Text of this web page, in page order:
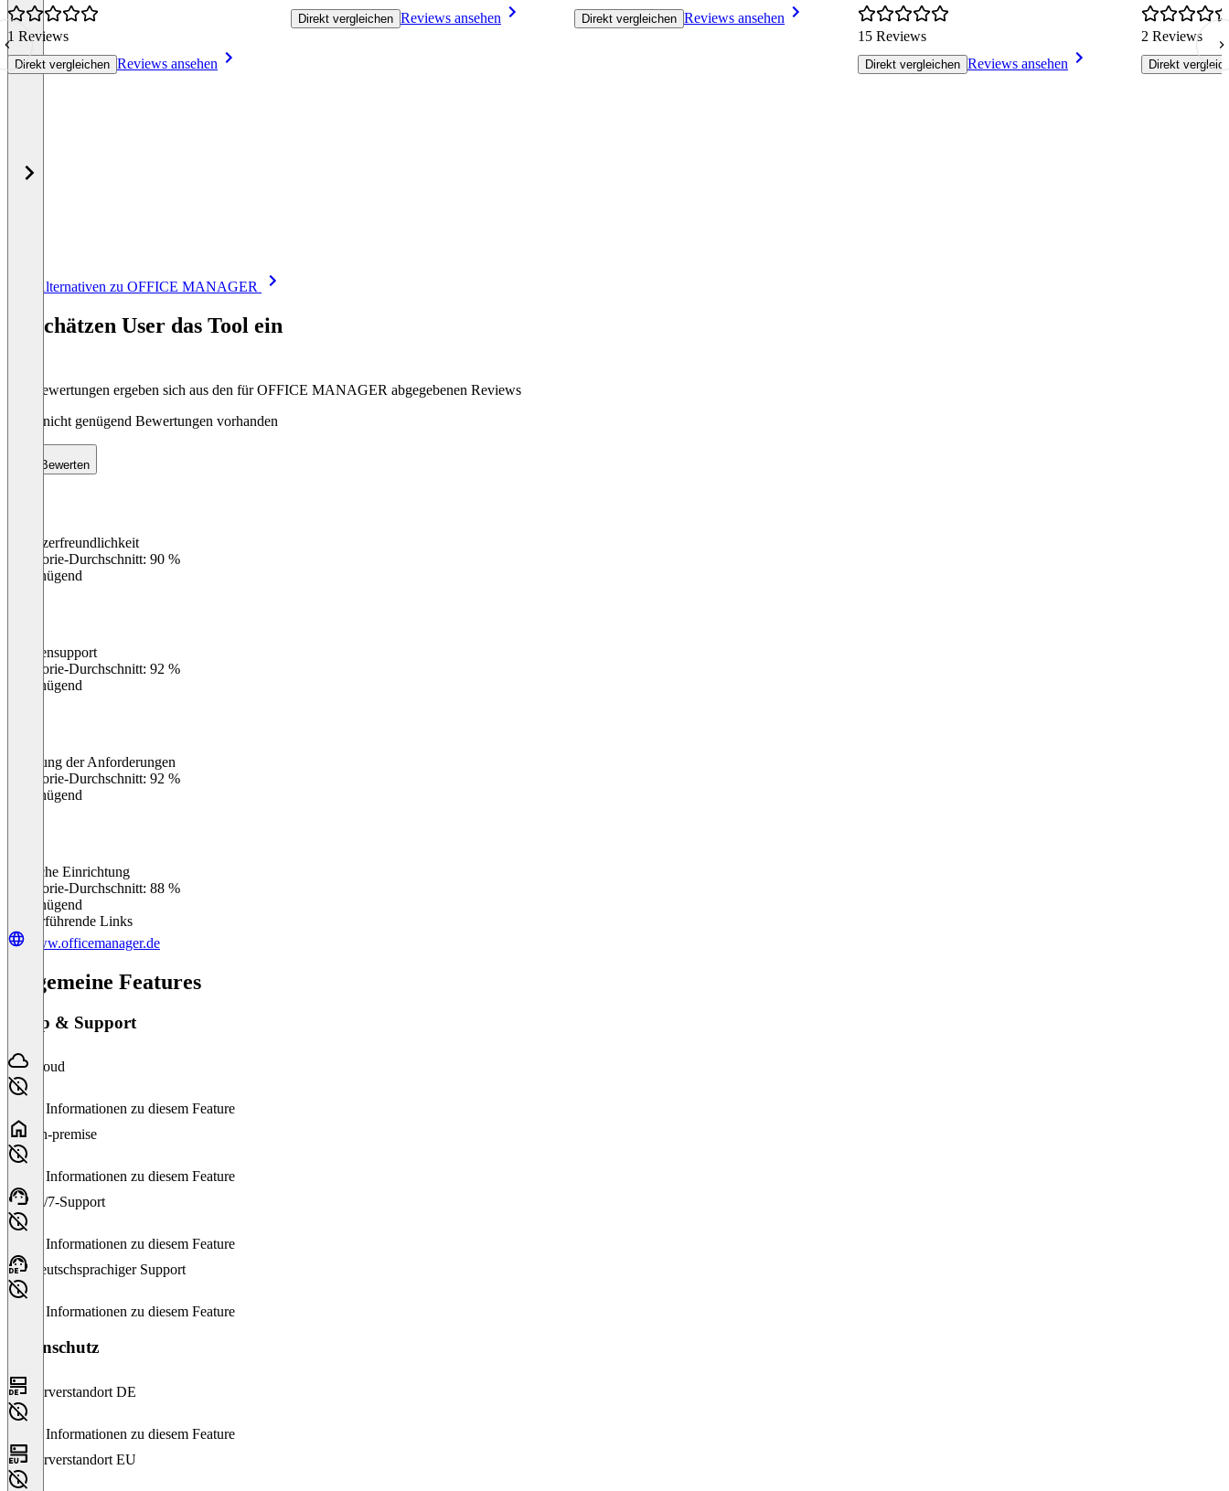
1 Reviews
Direkt vergleichen Reviews ansehen
Direkt vergleichen Reviews ansehen Direkt vergleichen Reviews ansehen
15 Reviews
Direkt vergleichen Reviews ansehen
2 Reviews
Direkt
Alle Alternativen zu OFFICE MANAGER
So schätzen User das Tool ein
Die Bewertungen ergeben sich aus den für OFFICE MANAGER abgegebenen Reviews
Noch nicht genügend Bewertungen vorhanden
Bewerten
Benutzerfreundlichkeit
Kategorie-Durchschnitt: 90 %
Ungenügend
Kundensupport
Kategorie-Durchschnitt: 92 %
Ungenügend
Erfüllung der Anforderungen
Kategorie-Durchschnitt: 92 %
Ungenügend
Einfache Einrichtung
Kategorie-Durchschnitt: 88 %
Ungenügend
Weiterführende Links
www.officemanager.de
Allgemeine Features
Setup & Support
Cloud
Keine Informationen zu diesem Feature
On-premise
Keine Informationen zu diesem Feature
24/7-Support
Keine Informationen zu diesem Feature
Deutschsprachiger Support
Keine Informationen zu diesem Feature
Datenschutz
Serverstandort DE
Keine Informationen zu diesem Feature
Serverstandort EU